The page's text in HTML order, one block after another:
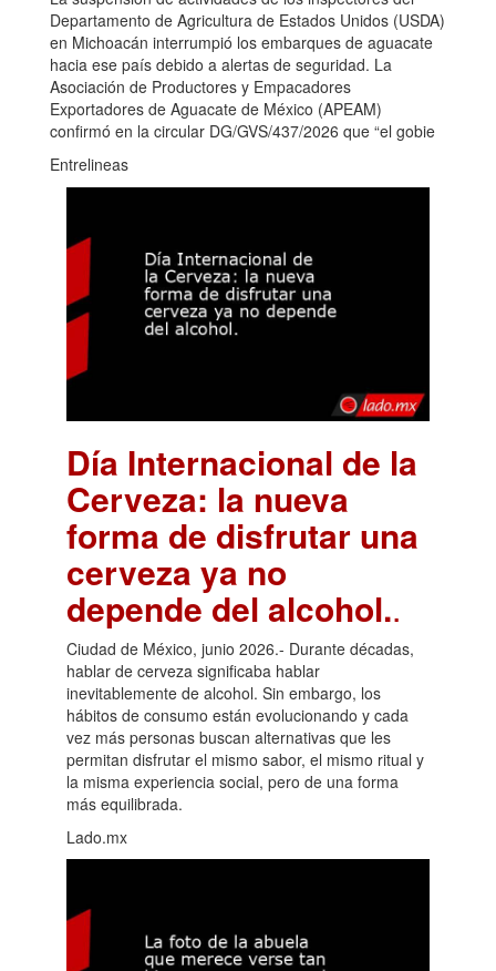
Departamento de Agricultura de Estados Unidos (USDA)
en Michoacán interrumpió los embarques de aguacate
hacia ese país debido a alertas de seguridad. La
Asociación de Productores y Empacadores
Exportadores de Aguacate de México (APEAM)
confirmó en la circular DG/GVS/437/2026 que “el gobie
Entrelineas
Día Internacional de la
Cerveza: la nueva
forma de disfrutar una
cerveza ya no
depende del alcohol..
Ciudad de México, junio 2026.- Durante décadas,
hablar de cerveza significaba hablar
inevitablemente de alcohol. Sin embargo, los
hábitos de consumo están evolucionando y cada
vez más personas buscan alternativas que les
permitan disfrutar el mismo sabor, el mismo ritual y
la misma experiencia social, pero de una forma
más equilibrada.
Lado.mx